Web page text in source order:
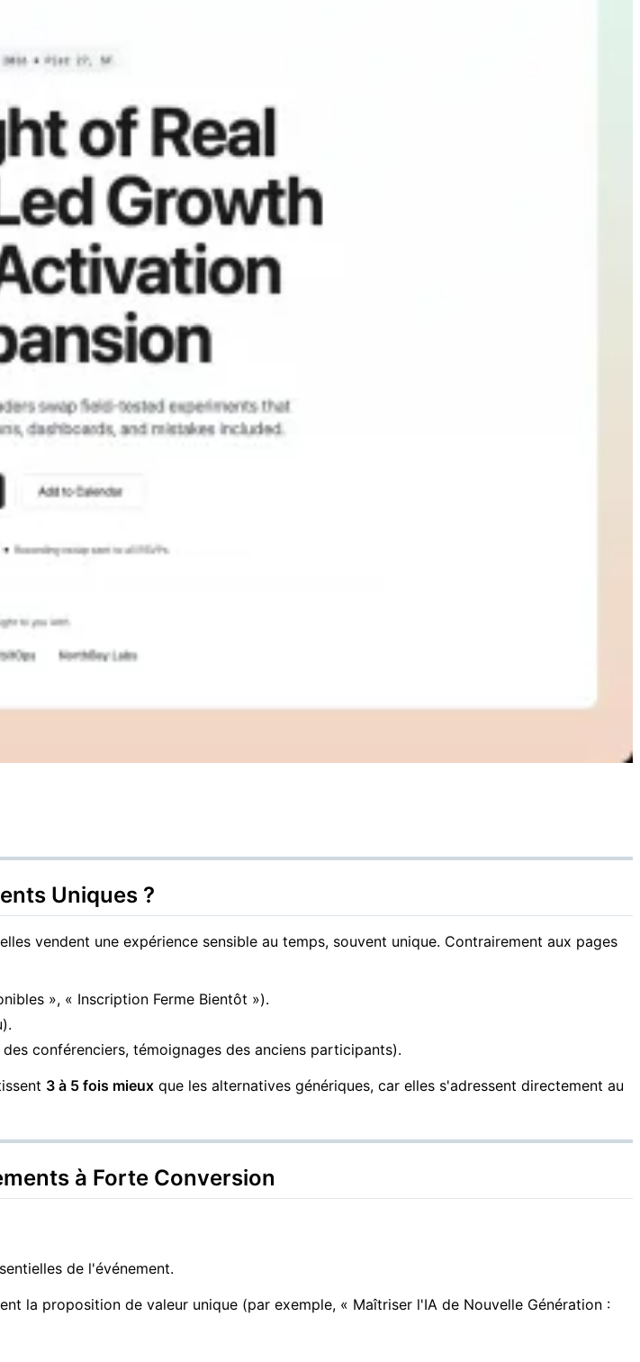
Uniques ?
vendent une expérience sensible au temps, souvent unique. Contrairement aux pages
», « Inscription Ferme Bientôt »).
conférenciers, témoignages des anciens participants).
3 à 5 fois mieux que les alternatives génériques, car elles s'adressent directement au
à Forte Conversion
de l'événement.
la proposition de valeur unique (par exemple, « Maîtriser l'IA de Nouvelle Génération :